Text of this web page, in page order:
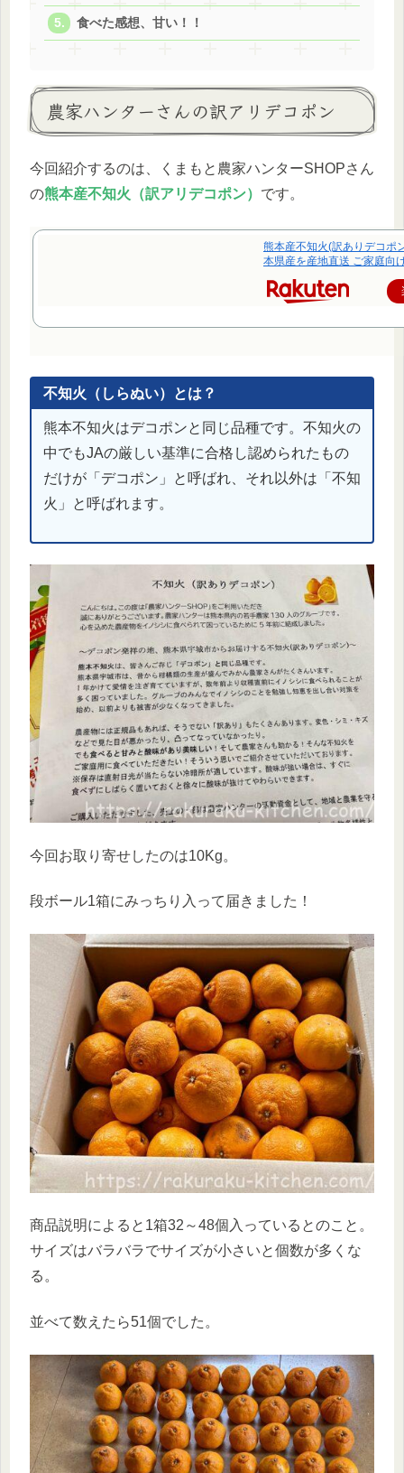
食べた感想、甘い！！
農家ハンターさんの訳アリデコポン
今回紹介するのは、くまもと農家ハンターSHOPさん
の熊本産不知火（訳アリデコポン） です。
熊本産不知火(訳ありデコポ
本県産を産地直送 ご家庭向
不知火（しらぬい）とは？
熊本不知火はデコポンと同じ品種です。不知火の
中でもJAの厳しい基準に合格し認められたもの
だけが「デコポン」と呼ばれ、それ以外は「不知
火」と呼ばれます。
今回お取り寄せしたのは10Kg。
段ボール1箱にみっちり入って届きました！
商品説明によると1箱32～48個入っているとのこと。
サイズはバラバラでサイズが小さいと個数が多くな
る。
並べて数えたら51個でした。